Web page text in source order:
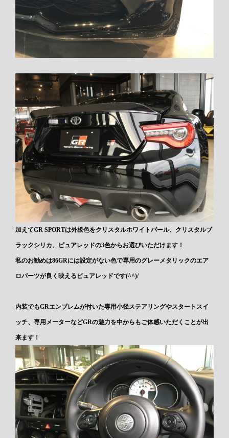
加えてGR SPORTは外板色をクリスタルホワイトパール、クリスタルブ
ラックシリカ、ピュアレッドの3色からお選びいただけます！
私のお勧めは86GRには設定がない色で専用のグレーメタリックのエア
ロパーツが良く映えるピュアレッドです(^^)/
内装でもGRエンブレムが付いた専用小径ステアリングやスタートスイ
ッチ、専用メーターなどGRの魅力を中からもご体感いただくことが出
来ます！